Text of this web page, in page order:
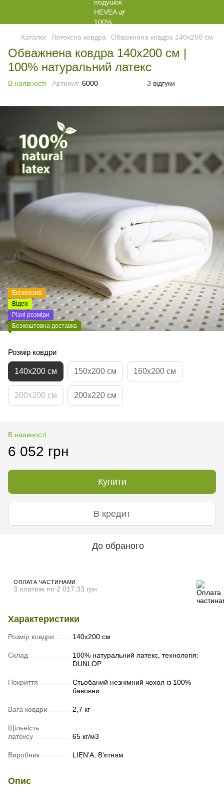
Каталог Латексна ковдра Обважнена ковдра 140x200 см
Обважнена ковдра 140x200 см |
100% натуральний латекс
В наявності Артикул: 6000 3 відгуки
Ексклюзив
Відео
Різні розміри
Безкоштовна доставка
Розмір ковдри
140х200 см 150х200 см 160х200 см
200х200 см 200х220 см
В наявності
6 052 грн
Купити
В кредит
До обраного
ОПЛАТА ЧАСТИНАМИ
3 платежі по 2 017.33 грн
Характеристики
Розмір ковдри 140х200 см
Склад
100% натуральний латекс, технологія:
DUNLOP
Покриття
Стьобаний незнімний чохол із 100%
бавовни
Вага ковдри 2,7 кг
Щільність
латексу
65 кг/м3
Виробник LIEN'A, В'єтнам
Опис